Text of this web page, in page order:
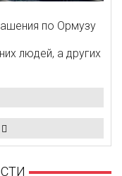
по Ормузу
людей, а других